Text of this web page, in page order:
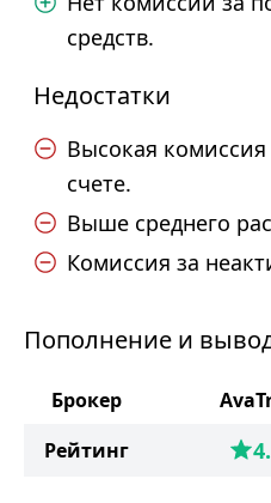
средств.
Недостатки
Высокая комиссия
счете.
Выше среднего
Комиссия за
Пополнение и
Брокер
Рейтинг